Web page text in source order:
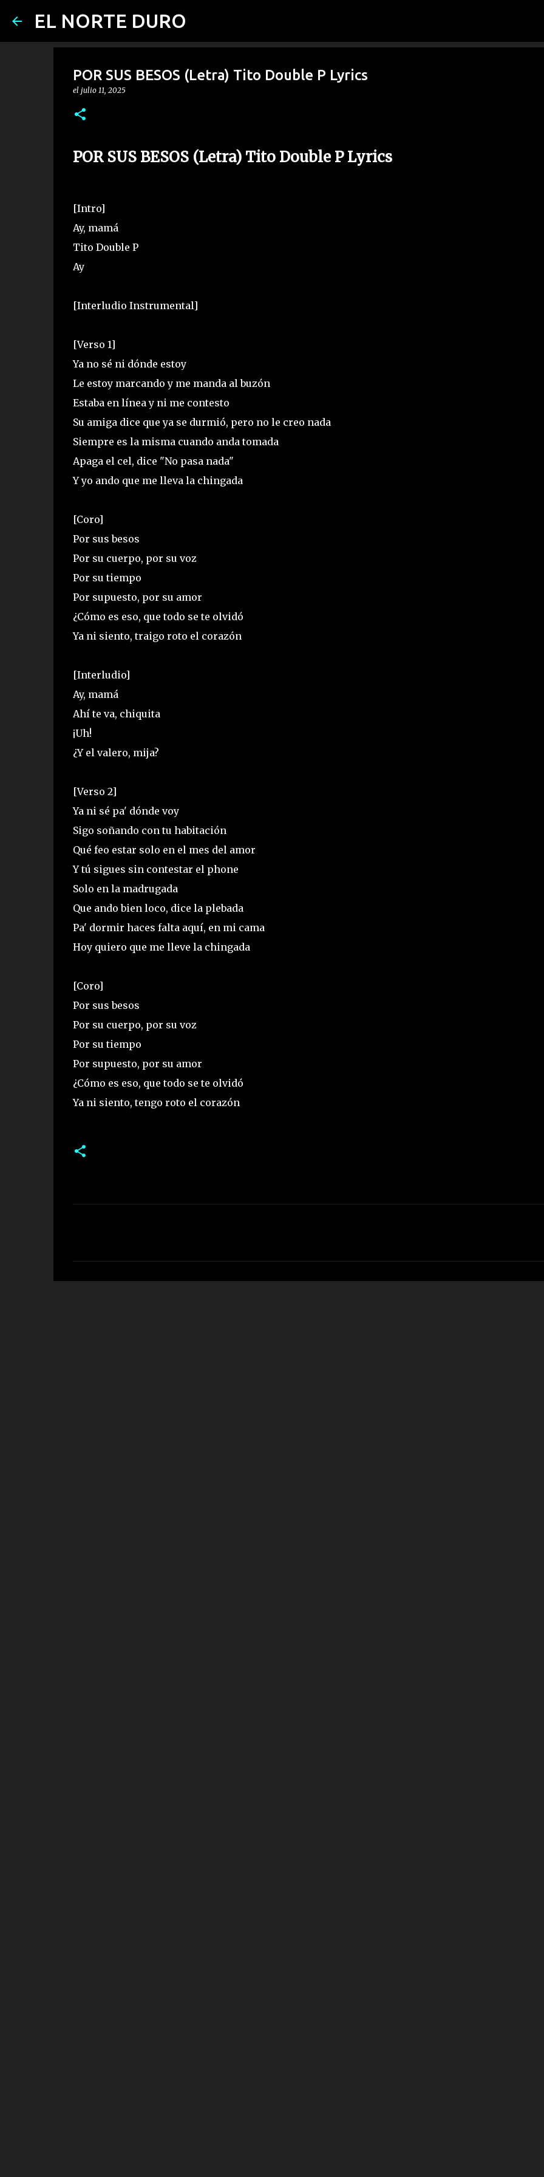
EL NORTE DURO
POR SUS BESOS (Letra) Tito Double P Lyrics
el julio 11, 2025
POR SUS BESOS (Letra) Tito Double P Lyrics
[Intro]
Ay, mamá
Tito Double P
Ay
[Interludio Instrumental]
[Verso 1]
Ya no sé ni dónde estoy
Le estoy marcando y me manda al buzón
Estaba en línea y ni me contesto
Su amiga dice que ya se durmió, pero no le creo nada
Siempre es la misma cuando anda tomada
Apaga el cel, dice "No pasa nada"
Y yo ando que me lleva la chingada
[Coro]
Por sus besos
Por su cuerpo, por su voz
Por su tiempo
Por supuesto, por su amor
¿Cómo es eso, que todo se te olvidó
Ya ni siento, traigo roto el corazón
[Interludio]
Ay, mamá
Ahí te va, chiquita
¡Uh!
¿Y el valero, mija?
[Verso 2]
Ya ni sé pa' dónde voy
Sigo soñando con tu habitación
Qué feo estar solo en el mes del amor
Y tú sigues sin contestar el phone
Solo en la madrugada
Que ando bien loco, dice la plebada
Pa' dormir haces falta aquí, en mi cama
Hoy quiero que me lleve la chingada
[Coro]
Por sus besos
Por su cuerpo, por su voz
Por su tiempo
Por supuesto, por su amor
¿Cómo es eso, que todo se te olvidó
Ya ni siento, tengo roto el corazón